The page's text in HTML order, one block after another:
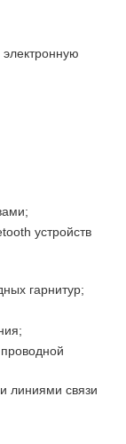
устройств
гарнитур;
линиями связи